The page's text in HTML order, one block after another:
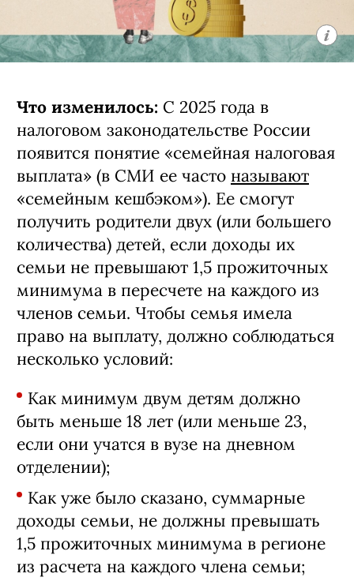
Что изменилось: С 2025 года в
налоговом законодательстве России
появится понятие «семейная налоговая
выплата» (в СМИ ее часто называют
«семейным кешбэком»). Ее смогут
получить родители двух (или большего
количества) детей, если доходы их
семьи не превышают 1,5 прожиточных
минимума в пересчете на каждого из
членов семьи. Чтобы семья имела
право на выплату, должно соблюдаться
несколько условий:
Как минимум двум детям должно
быть меньше 18 лет (или меньше 23,
если они учатся в вузе на дневном
отделении);
Как уже было сказано, суммарные
доходы семьи, не должны превышать
1,5 прожиточных минимума в регионе
из расчета на каждого члена семьи;